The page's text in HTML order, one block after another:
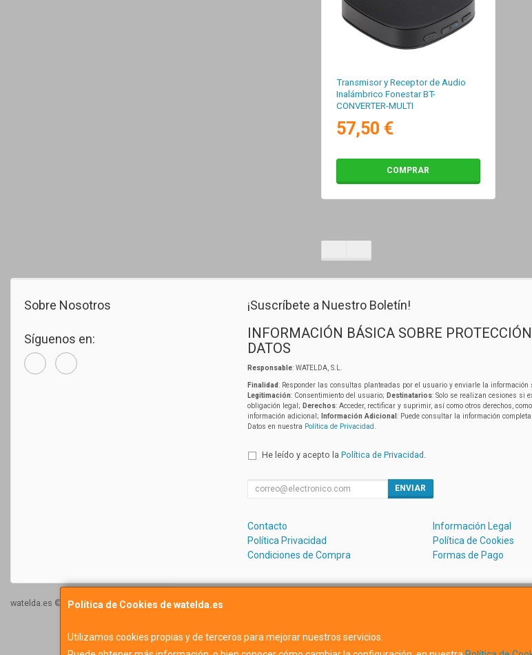
Transmisor y Receptor de Audio
Inalámbrico Fonestar BT-
CONVERTER-MULTI
57,50 €
COMPRAR
Política de Cookies de watelda.es
Utilizamos cookies propias y de terceros para mejorar nuestros servicios.
Sobre Nosotros
Síguenos en:
¡Suscríbete a Nuestro Boletín!
INFORMACIÓN BÁSICA SOBRE
DATOS
Responsable: WATELDA, S.L.
Finalidad: Responder las consultas planteadas por el usuario y enviarle la información
Legitimación: Consentimiento del usuario; Destinatarios: Solo se realizan cesiones si
obligación legal; Derechos: Acceder, rectificar y suprimir, así como otros derechos,
información adicional;
Información Adicional : Puede consultar la información completa
Datos en nuestra Política de Privacidad.
He leído y acepto la Política de Privacidad .
ENVIAR
Contacto
Información Legal
Política Privacidad
Política de Cookies
Condiciones de Compra
Formas de Pago
watelda.es © 2026